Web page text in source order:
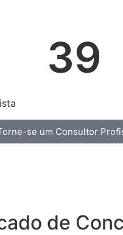
39
se um Consultor
de